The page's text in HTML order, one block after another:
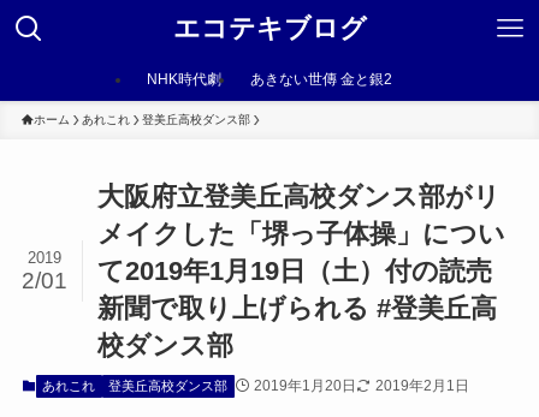
エコテキブログ
NHK時代劇 あきない世傳 金と銀2
ホーム あれこれ 登美丘高校ダンス部
大阪府立登美丘高校ダンス部がリ
メイクした「堺っ子体操」につい
て2019年1月19日（土）付の読売
新聞で取り上げられる #登美丘高
校ダンス部
2019
2/01
あれこれ 登美丘高校ダンス部 2019年1月20日 2019年2月1日